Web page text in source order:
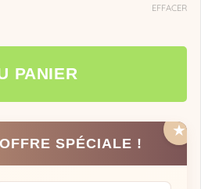
EFFACER
PANIER
SPÉCIALE !